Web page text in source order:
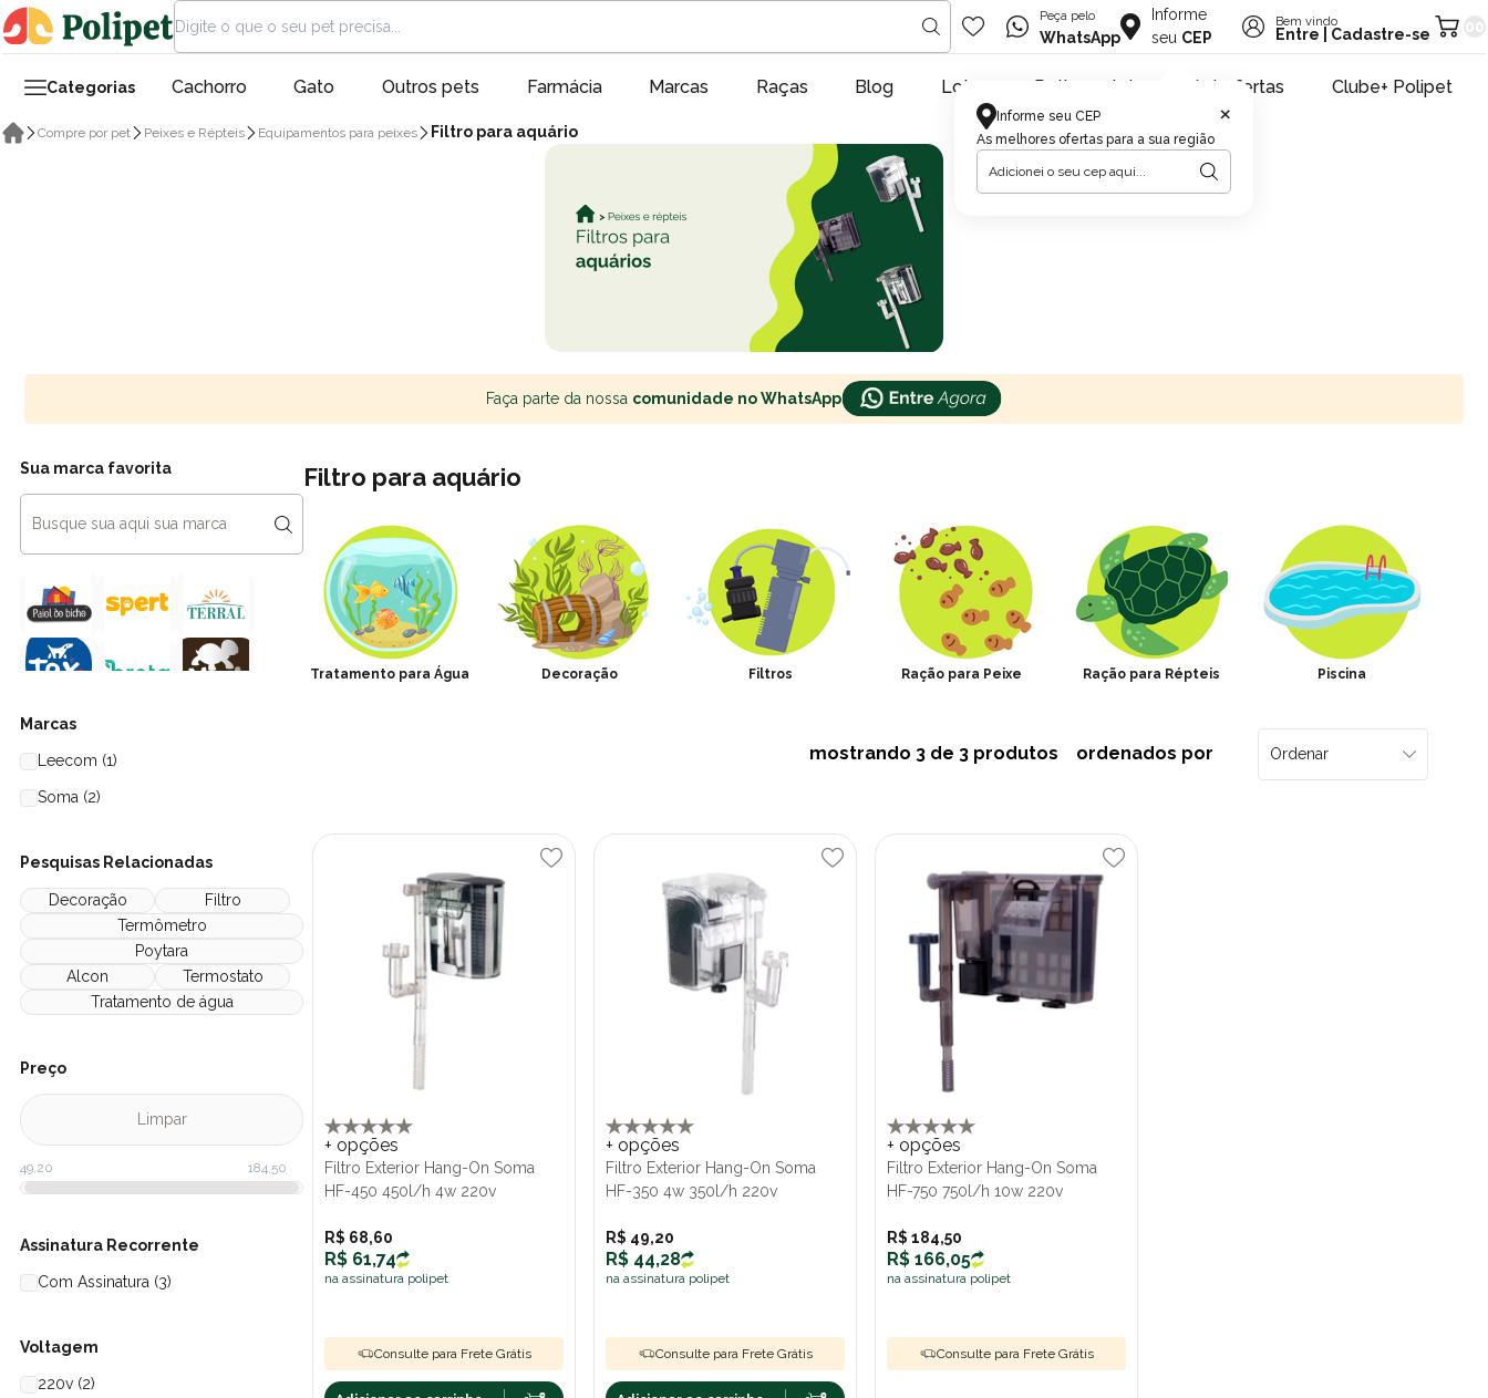
Peça pelo
WhatsApp
Informe
seu CEP
Informe seu CEP
As melhores ofertas para a sua região
×
Bem vindo
Entre Cadastre-se
Categorias Cachorro Gato Outros pets Farmácia Marcas Raças Blog Lojas Retire na loja Pet ofertas Clube+ Polipet
Compre por pet Peixes e Répteis Equipamentos para peixes Filtro para aquário
Faça parte da nossa comunidade no WhatsApp
Sua marca favorita
Marcas
Leecom (1)
Soma (2)
Pesquisas Relacionadas
Decoração
Filtro
Termômetro
Poytara
Alcon
Termostato
Tratamento de água
Preço
Limpar
Assinatura Recorrente
Com Assinatura (3)
Voltagem
220v (2)
Filtro para aquário
Tratamento para Água Decoração Filtros Ração para Peixe Ração para Répteis Piscina
mostrando 3de 3 produtos ordenados por
+ opções
Filtro Exterior Hang-On Soma
HF-450 450l/h 4w 220v
R$ 68,60
R$ 61,74
na assinatura polipet
Consulte para Frete Grátis
+ opções
Filtro Exterior Hang-On Soma
HF-350 4w 350l/h 220v
R$ 49,20
R$ 44,28
na assinatura polipet
Consulte para Frete Grátis
+ opções
Filtro Exterior Hang-On Soma
HF-750 750l/h 10w 220v
R$ 184,50
R$ 166,05
na assinatura polipet
Consulte para Frete Grátis